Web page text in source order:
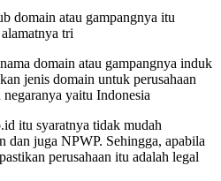
domain atau gampangnya itu
tri
domain atau gampangnya induk
jenis domain untuk perusahaan
yaitu Indonesia
itu syaratnya tidak mudah
dan juga NPWP. Sehingga, apabila
perusahaan itu adalah legal